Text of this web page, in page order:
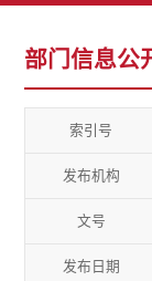
部门信息公
索引号
发布机构
文号
发布日期